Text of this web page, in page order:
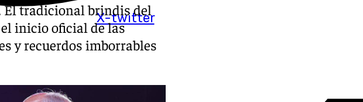
X-twitter
El tradicional brindis del
el inicio oficial de las
y recuerdos imborrables